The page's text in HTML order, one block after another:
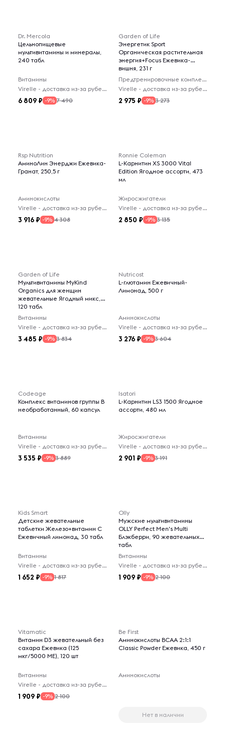
Dr. Mercola
Цельнопищевые
мультивитамины и минералы,
240 табл
Витамины
Virelle - доставка из-за рубежа
6 809 -9% 7 490
Garden of Life
Энергетик Sport
Органическая растительная
энергия+Focus Ежевика-
вишня, 231 г
Предтренировочные комплексы
Virelle - доставка из-за рубежа
2 975 -9% 3 273
Rsp Nutrition
АминоЛин Энерджи Ежевика-
Гранат, 250,5 г
Аминокислоты
Virelle - доставка из-за рубежа
3 916 -9% 4 308
Ronnie Coleman
L-Карнитин XS 3000 Vital
Edition Ягодное ассорти, 473
мл
Жиросжигатели
Virelle - доставка из-за рубежа
2 850 -9% 3 135
Garden of Life
Мультивитамины MyKind
Organics для женщин
жевательные Ягодный микс,
120 табл
Витамины
Virelle - доставка из-за рубежа
3 485 -9% 3 834
Nutricost
L-глютамин Ежевичный-
Лимонад, 500 г
Аминокислоты
Virelle - доставка из-за рубежа
3 276 -9% 3 604
Codeage
Комплекс витаминов группы B
необработанный, 60 капсул
Витамины
Virelle - доставка из-за рубежа
3 535 -9% 3 889
Isatori
L-Карнитин LS3 1500 Ягодное
ассорти, 480 мл
Жиросжигатели
Virelle - доставка из-за рубежа
2 901 -9% 3 191
Kids Smart
Детские жевательные
таблетки Железо+витамин C
Ежевичный лимонад, 30 табл
Витамины
Virelle - доставка из-за рубежа
1 652 -9% 1 817
Olly
Мужские мультивитамины
OLLY Perfect Men's Multi
Блэкберри, 90 жевательных
табл
Витамины
Virelle - доставка из-за рубежа
1 909 -9% 2 100
Vitamatic
Витамин D3 жевательный без
сахара Ежевика (125
мкг/5000 МЕ), 120 шт
Витамины
Virelle - доставка из-за рубежа
1 909 -9% 2 100
Be First
Аминокислоты BCAA 2:1:1
Classic Powder Ежевика, 450 г
Аминокислоты
Нет в наличии